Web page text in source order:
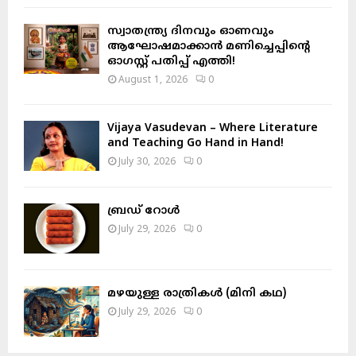
സ്വാതന്ത്ര്യ ദിനവും ഓണവും
ആഘോഷമാക്കാൻ മണിച്ചെപ്പിന്റെ
ഓഗസ്റ്റ് പതിപ്പ് എത്തി!
August 1, 2026 0
Vijaya Vasudevan – Where Literature
and Teaching Go Hand in Hand!
July 30, 2026 0
ബ്രഡ് റോൾ
July 29, 2026 0
മഴയുള്ള രാത്രികൾ (മിനി കഥ)
July 29, 2026 0